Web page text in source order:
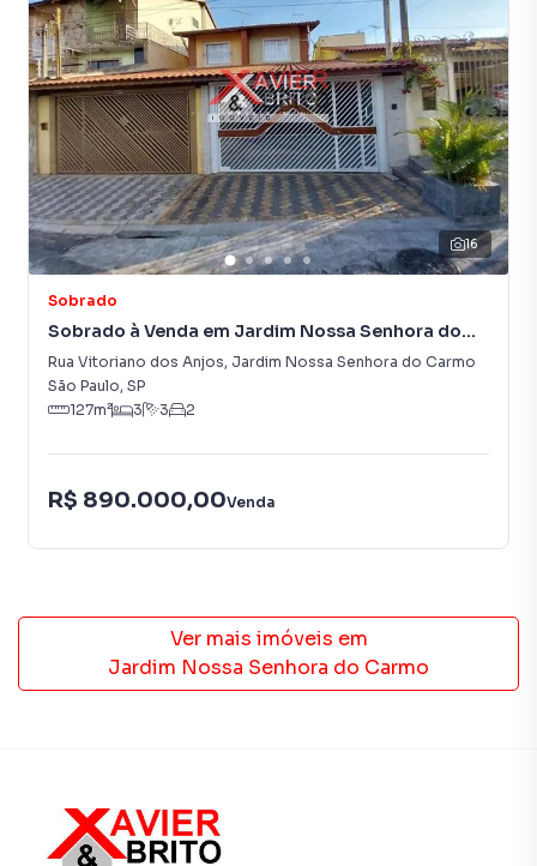
16
Sobrado
Sobrado à Venda em Jardim Nossa Senhora do
Carmo
Rua Vitoriano dos Anjos, Jardim Nossa Senhora do Carmo
São Paulo, SP
127m² 3 3 2
R$ 890.000,00Venda
Ver mais imóveis em
Jardim Nossa Senhora do Carmo